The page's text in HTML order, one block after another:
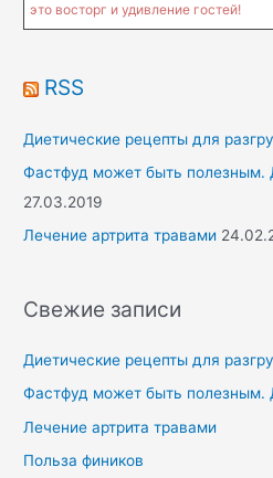
это восторг и удивление гостей!
RSS
Диетические рецепты для
Фастфуд может быть полезным.
27.03.2019
Лечение артрита травами
Свежие записи
Диетические рецепты для
Фастфуд может быть полезным.
Лечение артрита травами
Польза фиников